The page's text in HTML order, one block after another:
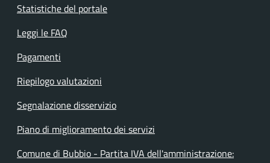
Statistiche del portale
Leggi le FAQ
Pagamenti
Riepilogo valutazioni
Segnalazione disservizio
Piano di miglioramento dei servizi
Comune di Bubbio - Partita IVA dell'amministrazione: